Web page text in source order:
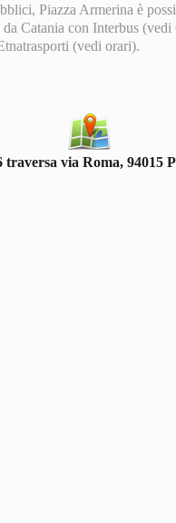
Piazza Armerina è
Catania con Interbus
(vedi orari).
via Roma, 94015